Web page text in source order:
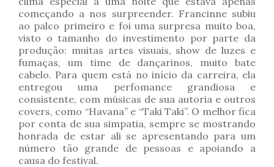
começando a nos surpreender. Francinne subiu
ao palco primeiro e foi uma surpresa muito boa,
visto o tamanho do investimento por parte da
produção: muitas artes visuais, show de luzes e
fumaças, um time de dançarinos, muito bate
cabelo. Para quem está no início da carreira, ela
entregou uma perfomance grandiosa e
consistente, com músicas de sua autoria e outros
covers, como “Havana” e “Taki Taki”. O melhor fica
por conta de sua simpatia, sempre se mostrando
honrada de estar ali se apresentando para um
número tão grande de pessoas e apoiando a
causa do festival.